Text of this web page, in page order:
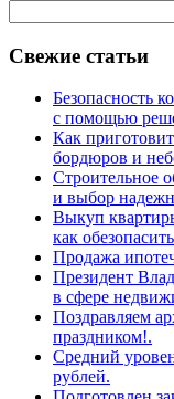
Свежие статьи
Безопасность
с помощью
Как
бордюров и
Строительное
и выбор
Выкуп
как
Продажа
Президент
в сфере
Поздравляем
праздником!.
Средний
рублей.